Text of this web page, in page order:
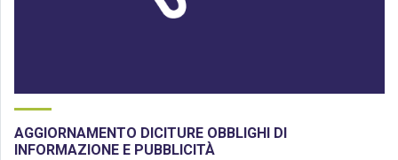
AGGIORNAMENTO DICITURE OBBLIGHI DI
INFORMAZIONE E PUBBLICITÀ